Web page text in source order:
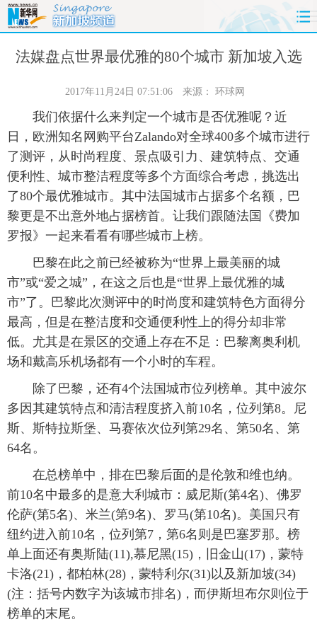
首页 时政 国际 财经
体育 人事
时尚 思客 地方 法治
港澳 台湾 华人 汽车
科技 能源 房产 公司
图片 视频 彩票
旅游 健康 信息化 数据
金融 公益 军事 无人机
富媒体 摄影 新华广播
法媒盘点世界最优雅的80个城市 新加坡入选
2017年11月24日 07:51:06 来源： 环球网
我们依据什么来判定一个城市是否优雅呢？近
日，欧洲知名网购平台Zalando对全球400多个城市进行
了测评，从时尚程度、景点吸引力、建筑特点、交通
便利性、城市整洁程度等多个方面综合考虑，挑选出
了80个最优雅城市。其中法国城市占据多个名额，巴
黎更是不出意外地占据榜首。让我们跟随法国《费加
罗报》一起来看看有哪些城市上榜。
巴黎在此之前已经被称为“世界上最美丽的城
市”或“爱之城”，在这之后也是“世界上最优雅的城
市”了。巴黎此次测评中的时尚度和建筑特色方面得分
最高，但是在整洁度和交通便利性上的得分却非常
低。尤其是在景区的交通上存在不足：巴黎离奥利机
场和戴高乐机场都有一个小时的车程。
除了巴黎，还有4个法国城市位列榜单。其中波尔
多因其建筑特点和清洁程度挤入前10名，位列第8。尼
斯、斯特拉斯堡、马赛依次位列第29名、第50名、第
64名。
在总榜单中，排在巴黎后面的是伦敦和维也纳。
前10名中最多的是意大利城市：威尼斯(第4名)、佛罗
伦萨(第5名)、米兰(第9名)、罗马(第10名)。美国只有
纽约进入前10名，位列第7，第6名则是巴塞罗那。榜
单上面还有奥斯陆(11),慕尼黑(15)，旧金山(17)，蒙特
卡洛(21)，都柏林(28)，蒙特利尔(31)以及新加坡(34)
(注：括号内数字为该城市排名)，而伊斯坦布尔则位于
榜单的末尾。